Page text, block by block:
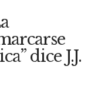
dice J.J.